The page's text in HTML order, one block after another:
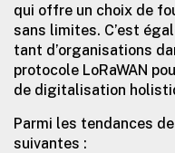
qui offre un choix de
sans limites. C’est
tant d’organisations
protocole LoRaWAN
de digitalisation
Parmi les tendances
suivantes :